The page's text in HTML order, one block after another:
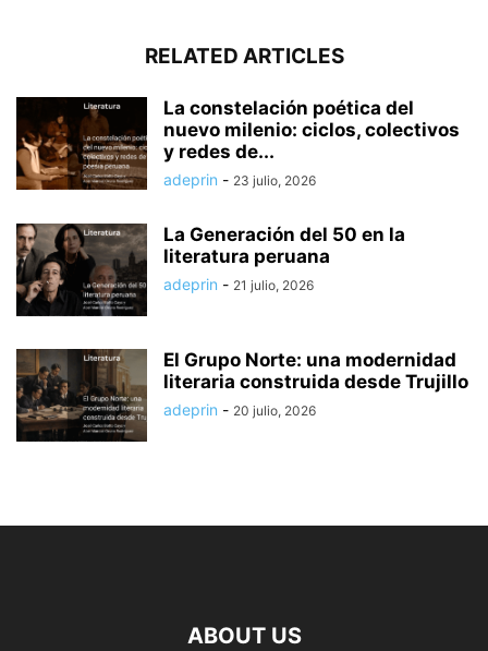
RELATED ARTICLES
La constelación poética del
nuevo milenio: ciclos, colectivos
y redes de...
adeprin - 23 julio, 2026
La Generación del 50 en la
literatura peruana
adeprin - 21 julio, 2026
El Grupo Norte: una modernidad
literaria construida desde Trujillo
adeprin - 20 julio, 2026
ABOUT US